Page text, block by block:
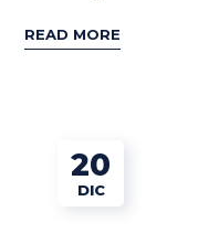
READ MORE
20
DIC